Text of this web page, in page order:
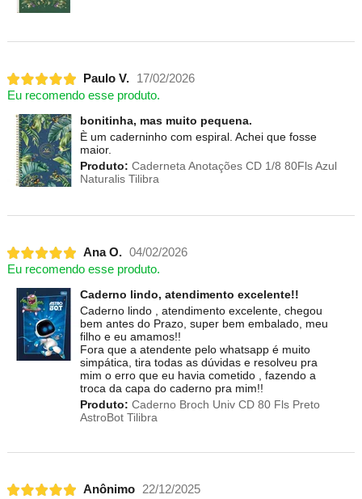
Paulo V.
17/02/2026
Eu recomendo esse produto.
bonitinha, mas muito pequena.
È um caderninho com espiral. Achei que fosse
maior.
Produto: Caderneta Anotações CD 1/8 80Fls Azul
Naturalis Tilibra
Ana O. 04/02/2026
Eu recomendo esse produto.
Caderno lindo, atendimento excelente!!
Caderno lindo , atendimento excelente, chegou
bem antes do Prazo, super bem embalado, meu
filho e eu amamos!!
Fora que a atendente pelo whatsapp é muito
simpática, tira todas as dúvidas e resolveu pra
mim o erro que eu havia cometido , fazendo a
troca da capa do caderno pra mim!!
Produto: Caderno Broch Univ CD 80 Fls Preto
AstroBot Tilibra
Anônimo
22/12/2025